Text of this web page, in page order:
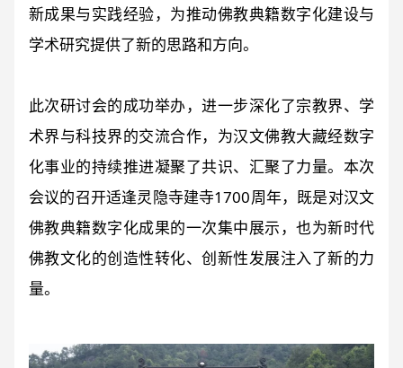
新成果与实践经验，为推动佛教典籍数字化建设与
学术研究提供了新的思路和方向。
此次研讨会的成功举办，进一步深化了宗教界、学
术界与科技界的交流合作，为汉文佛教大藏经数字
化事业的持续推进凝聚了共识、汇聚了力量。本次
会议的召开适逢灵隐寺建寺1700周年，既是对汉文
佛教典籍数字化成果的一次集中展示，也为新时代
佛教文化的创造性转化、创新性发展注入了新的力
量。